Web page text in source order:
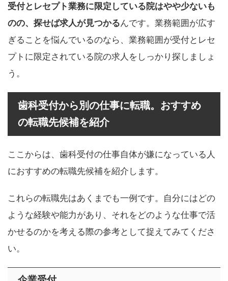
受付とレセプト業務に限定している院はやや少ないも
のの、探せば求人が見つかるんです。業務範囲が広す
ぎることを悩んでいるのなら、業務範囲が受付とレセ
プトに限定されている院の求人をしっかり探しましょ
う。
歯科受付から別の仕事に転職。おすすめ
の転職先候補を紹介
ここからは、歯科受付の仕事自体が嫌になっている人
におすすめの転職先候補を紹介します。
これらの転職先はあくまでも一例です。自分にはどの
ような経験や能力があり、それをどのような仕事で活
かせるのかを考える際の参考として捉えてみてくださ
い。